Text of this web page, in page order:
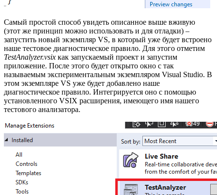
Самый простой способ увидеть описанное выше вживую
(этот же принцип можно использовать и для отладки) –
запустить новый экземпляр VS, в который уже будет встроено
наше тестовое диагностическое правило. Для этого отметим
TestAnalyzer.vsix как запускаемый проект и запустим
приложение. После этого будет открыто окно с так
называемым экспериментальным экземпляром Visual Studio. В
этом экземпляре VS уже будет добавлено наше
диагностическое правило. Интегрируется оно с помощью
установленного VSIX расширения, имеющего имя нашего
тестового анализатора.